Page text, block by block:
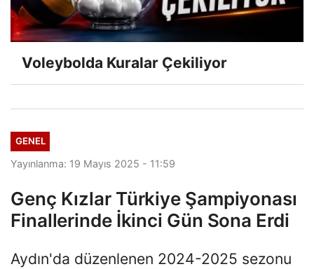
Voleybolda Kuralar Çekiliyor
GENEL
Yayınlanma: 19 Mayıs 2025 - 11:59
Genç Kızlar Türkiye Şampiyonası
Finallerinde İkinci Gün Sona Erdi
Aydın'da düzenlenen 2024-2025 sezonu